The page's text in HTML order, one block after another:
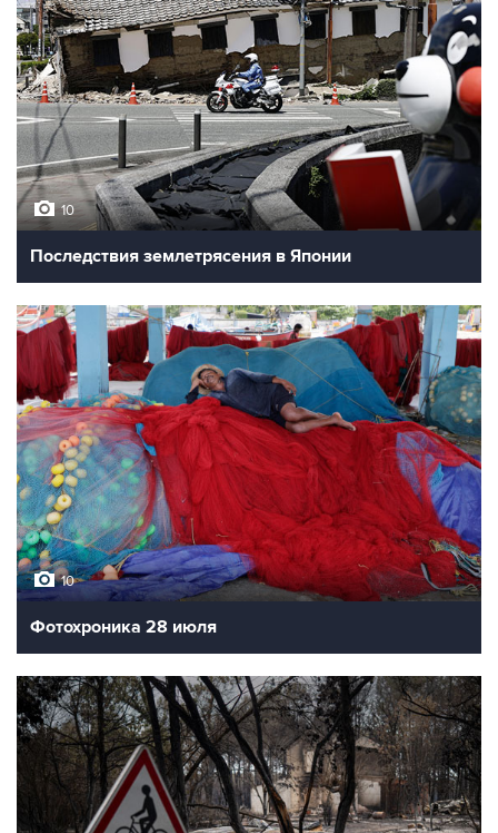
10
Последствия землетрясения в Японии
10
Фотохроника 28 июля